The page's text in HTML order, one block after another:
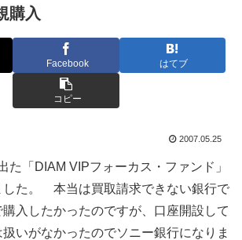
購入
Facebook はてブ
コピー
2007.05.25
た「DIAM VIPフォーカス・ファンド」
した。 本当は買取請求できない銀行で
入したかったのですが、口座開設して
いがなかったのでソニー銀行になりま